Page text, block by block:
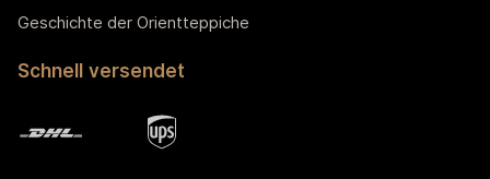
Geschichte der Orientteppiche
Schnell versendet